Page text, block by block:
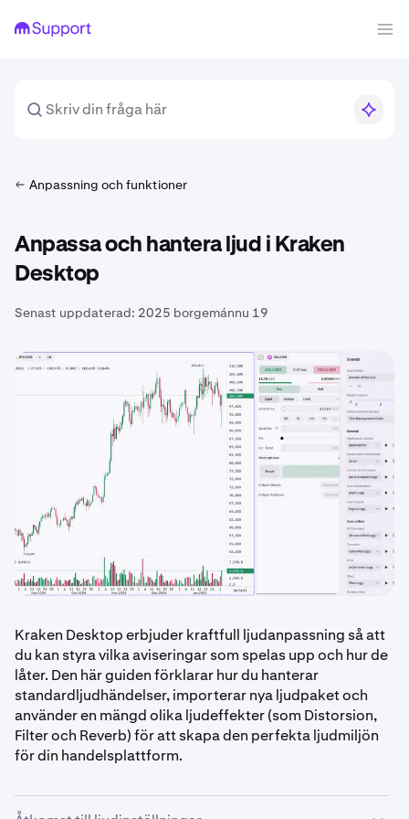
Anpassning och funktioner
Anpassa och hantera ljud i Kraken
Desktop
Senast uppdaterad: 2025 borgemánnu 19
Kraken Desktop erbjuder kraftfull ljudanpassning så att
du kan styra vilka aviseringar som spelas upp och hur de
låter. Den här guiden förklarar hur du hanterar
standardljudhändelser, importerar nya ljudpaket och
använder en mängd olika ljudeffekter (som Distorsion,
Filter och Reverb) för att skapa den perfekta ljudmiljön
för din handelsplattform.